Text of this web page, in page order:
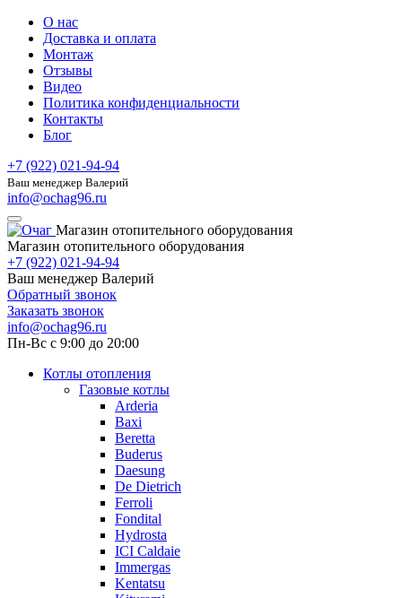
О нас
Доставка и оплата
Монтаж
Отзывы
Видео
Политика конфиденциальности
Контакты
Блог
+7 (922) 021-94-94
Ваш менеджер Валерий
info@ochag96.ru
Магазин отопительного оборудования
Магазин отопительного оборудования
+7 (922) 021-94-94
Ваш менеджер Валерий
Обратный звонок
Заказать звонок
info@ochag96.ru
Пн-Вс с 9:00 до 20:00
Котлы отопления
Газовые котлы
Arderia
Baxi
Beretta
Buderus
Daesung
De Dietrich
Ferroli
Fondital
Hydrosta
ICI Caldaie
Immergas
Kentatsu